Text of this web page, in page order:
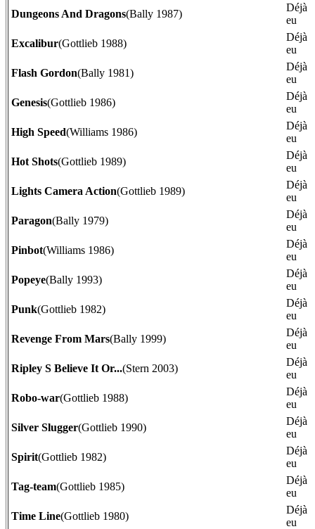
Dungeons And Dragons(Bally 1987)
Déjà
eu
Excalibur(Gottlieb 1988)
Déjà
eu
Flash Gordon(Bally 1981)
Déjà
eu
Genesis(Gottlieb 1986)
Déjà
eu
High Speed(Williams 1986)
Déjà
eu
Hot Shots(Gottlieb 1989)
Déjà
eu
Lights Camera Action(Gottlieb 1989)
Déjà
eu
Paragon(Bally 1979)
Déjà
eu
Pinbot(Williams 1986)
Déjà
eu
Popeye(Bally 1993)
Déjà
eu
Punk(Gottlieb 1982)
Déjà
eu
Revenge From Mars(Bally 1999)
Déjà
eu
Ripley S Believe It Or...(Stern 2003)
Déjà
eu
Robo-war(Gottlieb 1988)
Déjà
eu
Silver Slugger(Gottlieb 1990)
Déjà
eu
Spirit(Gottlieb 1982)
Déjà
eu
Tag-team(Gottlieb 1985)
Déjà
eu
Time Line(Gottlieb 1980)
Déjà
eu